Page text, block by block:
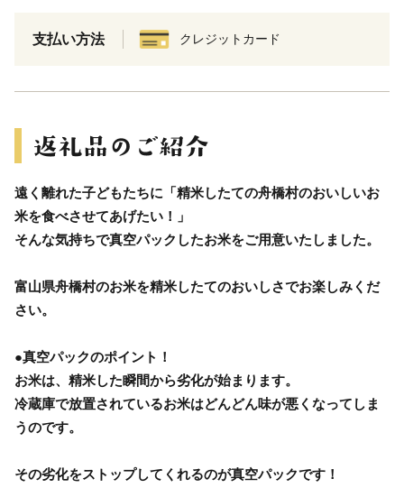
支払い方法 クレジットカード
遠く離れた子どもたちに「精米したての舟橋村のおいしいお
米を食べさせてあげたい！」
そんな気持ちで真空パックしたお米をご用意いたしました。
富山県舟橋村のお米を精米したてのおいしさでお楽しみくだ
さい。
●真空パックのポイント！
お米は、精米した瞬間から劣化が始まります。
冷蔵庫で放置されているお米はどんどん味が悪くなってしま
うのです。
その劣化をストップしてくれるのが真空パックです！